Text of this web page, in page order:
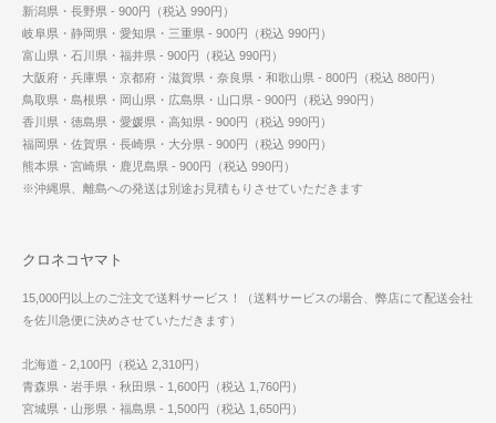
新潟県・長野県 - 900円（税込 990円）
岐阜県・静岡県・愛知県・三重県 - 900円（税込 990円）
富山県・石川県・福井県 - 900円（税込 990円）
大阪府・兵庫県・京都府・滋賀県・奈良県・和歌山県 - 800円（税込 880円）
鳥取県・島根県・岡山県・広島県・山口県 - 900円（税込 990円）
香川県・徳島県・愛媛県・高知県 - 900円（税込 990円）
福岡県・佐賀県・長崎県・大分県 - 900円（税込 990円）
熊本県・宮崎県・鹿児島県 - 900円（税込 990円）
※沖縄県、離島への発送は別途お見積もりさせていただきます
クロネコヤマト
15,000円以上のご注文で送料サービス！（送料サービスの場合、弊店にて配送会社
を佐川急便に決めさせていただきます）
北海道 - 2,100円（税込 2,310円）
青森県・岩手県・秋田県 - 1,600円（税込 1,760円）
宮城県・山形県・福島県 - 1,500円（税込 1,650円）